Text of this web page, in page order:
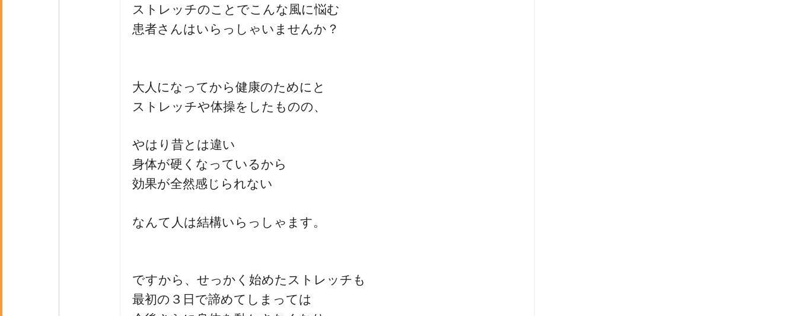
首・肩テクニック
ストレッチのことでこんな風に悩む
患者さんはいらっしゃいませんか？
大人になってから健康のためにと
ストレッチや体操をしたものの、
やはり昔とは違い
身体が硬くなっているから
効果が全然感じられない
なんて人は結構いらっしゃます。
ですから、せっかく始めたストレッチも
最初の３日で諦めてしまっては